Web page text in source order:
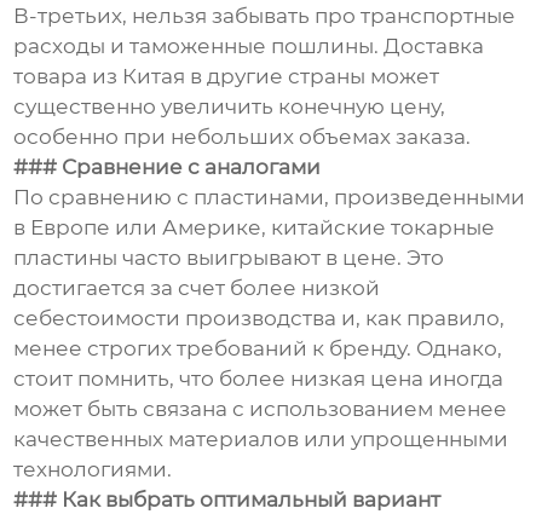
В-третьих, нельзя забывать про транспортные
расходы и таможенные пошлины. Доставка
товара из Китая в другие страны может
существенно увеличить конечную цену,
особенно при небольших объемах заказа.
### Сравнение с аналогами
По сравнению с пластинами, произведенными
в Европе или Америке, китайские токарные
пластины часто выигрывают в цене. Это
достигается за счет более низкой
себестоимости производства и, как правило,
менее строгих требований к бренду. Однако,
стоит помнить, что более низкая цена иногда
может быть связана с использованием менее
качественных материалов или упрощенными
технологиями.
### Как выбрать оптимальный вариант